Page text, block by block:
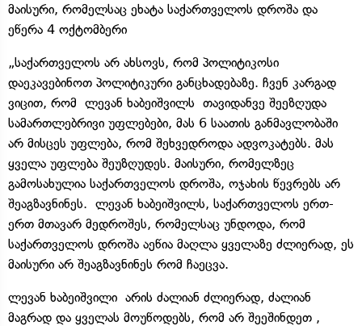
მაისური, რომელსაც ეხატა საქართველოს დროშა და
ეწერა 4 ოქტომბერი
„საქართველოს არ ახსოვს, რომ პოლიტიკოსი
დაეკავებინოთ პოლიტიკური განცხადებაზე. ჩვენ კარგად
ვიცით, რომ ლევან ხაბეიშვილს თავიდანვე შეეზღუდა
სამართლებრივი უფლებები, მას 6 საათის განმავლობაში
არ მისცეს უფლება, რომ შეხვედროდა ადვოკატებს. მას
ყველა უფლება შეუზღუდეს. მაისური, რომელზეც
გამოსახულია საქართველოს დროშა, ოჯახის წევრებს არ
შეაგზავნინეს. ლევან ხაბეიშვილს, საქართველოს ერთ-
ერთ მთავარ მედროშეს, რომელსაც უნდოდა, რომ
საქართველოს დროშა აეწია მაღლა ყველაზე ძლიერად, ეს
მაისური არ შეაგზავნინეს რომ ჩაეცვა.
ლევან ხაბეიშვილი არის ძალიან ძლიერად, ძალიან
მაგრად და ყველას მოუწოდებს, რომ არ შეეშინდეთ ,